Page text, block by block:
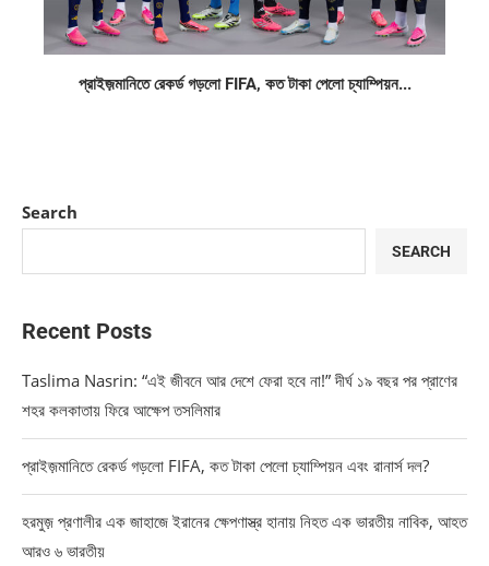
প্রাইজ়মানিতে রেকর্ড গড়লো FIFA, কত টাকা পেলো চ্যাম্পিয়ন...
Search
SEARCH
Recent Posts
Taslima Nasrin: “এই জীবনে আর দেশে ফেরা হবে না!” দীর্ঘ ১৯ বছর পর প্রাণের
শহর কলকাতায় ফিরে আক্ষেপ তসলিমার
প্রাইজ়মানিতে রেকর্ড গড়লো FIFA, কত টাকা পেলো চ্যাম্পিয়ন এবং রানার্স দল?
হরমুজ় প্রণালীর এক জাহাজে ইরানের ক্ষেপণাস্ত্র হানায় নিহত এক ভারতীয় নাবিক, আহত
আরও ৬ ভারতীয়